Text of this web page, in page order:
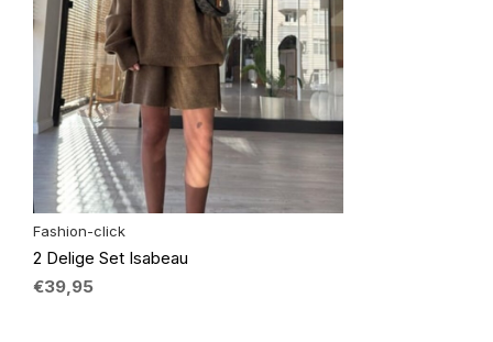
Fashion-click
2 Delige Set Isabeau
€39,95